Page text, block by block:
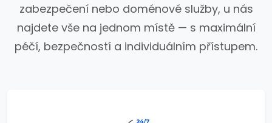
zabezpečení nebo doménové služby, u nás
najdete vše na jednom místě — s maximální
péčí, bezpečností a individuálním přístupem.